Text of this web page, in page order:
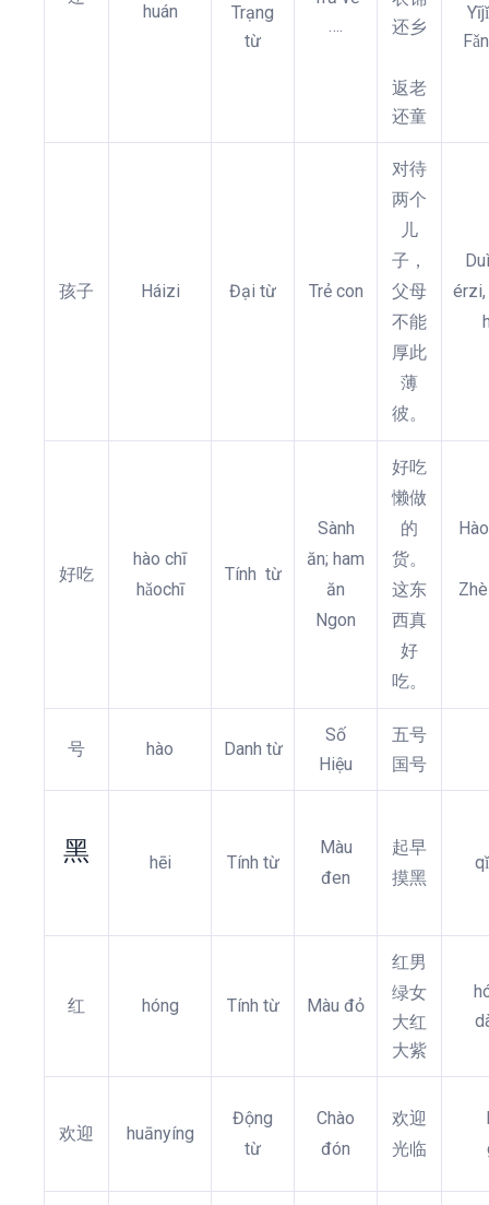
huán
Trạng
từ
还乡
返老
还童
孩子 Háizi Đại từ Trẻ con
对待
两个
儿
子，
父母
不能
厚此
薄
彼。
érzi,
好吃
hào chī
hǎochī
Tính từ
Sành
ăn; ham
ăn
Ngon
好吃
懒做
的
货。
这东
西真
好
吃。
号 hào Danh từ
Số
Hiệu
五号
国号
黑 hēi Tính từ
Màu
đen
起早
摸黑
红 hóng Tính từ Màu đỏ
红男
绿女
大红
大紫
欢迎 huānyíng
Động
từ
Chào
đón
欢迎
光临